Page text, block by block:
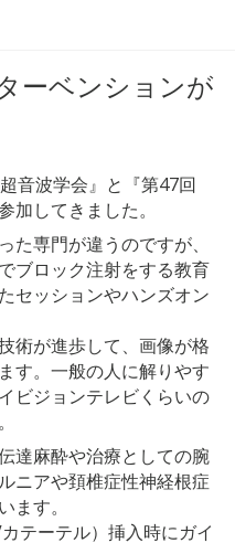
ーベンションが
音波学会』と『第47回
加してきました。
た専門が違うのですが、
ブロック注射をする教育
セッションやハンズオン
術が進歩して、画像が格
す。一般の人に解りやす
ビジョンテレビくらいの
達麻酔や治療としての腕
ニアや頚椎症性神経根症
ます。
テーテル）挿入時にガイ